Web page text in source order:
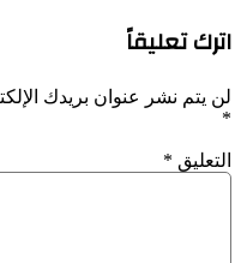
اترك تعليقاً
لن يتم نشر عنوان بريدك
*
التعليق *